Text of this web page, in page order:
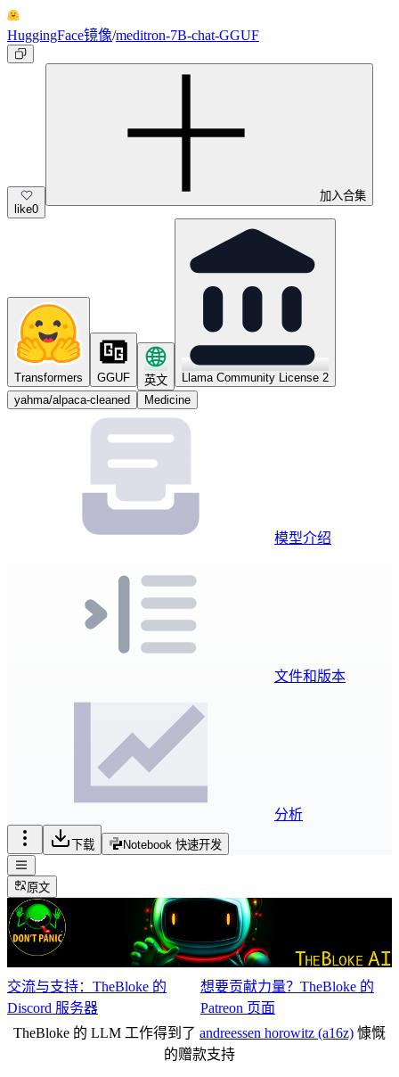
HuggingFace镜像/meditron-7B-chat-GGUF
like0
加入合集
Transformers GGUF 英文
Llama Community License 2
yahma/alpaca-cleaned
Medicine
模型介绍
文件和版本
分析
下载 Notebook 快速开发
原文
交流与支持：TheBloke 的
Discord 服务器
想要贡献力量？TheBloke 的
Patreon 页面
TheBloke 的 LLM 工作得到了 andreessen horowitz (a16z) 慷慨
的赠款支持